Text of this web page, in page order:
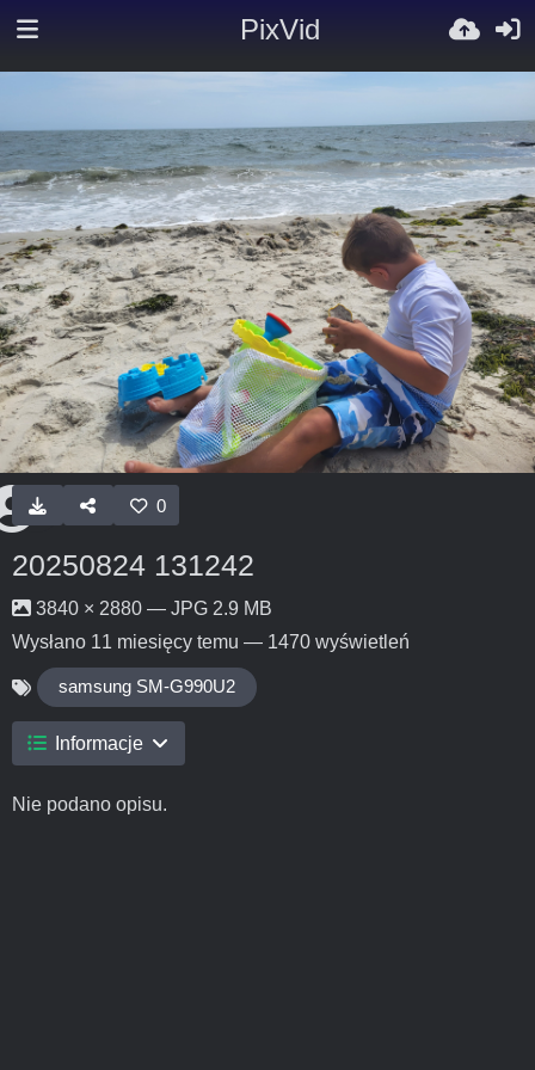
PixVid
0
20250824 131242
3840 × 2880 — JPG 2.9 MB
Wysłano 11 miesięcy temu — 1470 wyświetleń
samsung SM-G990U2
Informacje
Nie podano opisu.